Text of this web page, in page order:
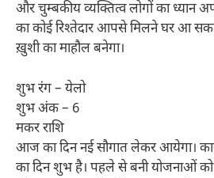
और चुम्बकीय व्यक्तित्व लोगों का ध्यान
का कोई रिश्तेदार आपसे मिलने घर आ
ख़ुशी का माहौल बनेगा।
शुभ रंग – येलो
शुभ अंक – 6
मकर राशि
आज का दिन नई सौगात लेकर आयेगा।
का दिन शुभ है। पहले से बनी योजनाओं